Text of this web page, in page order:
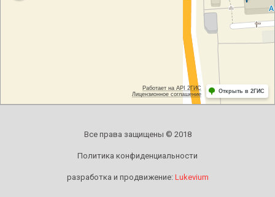
Все права защищены © 2018
Политика конфиденциальности
разработка и продвижение: Lukevium